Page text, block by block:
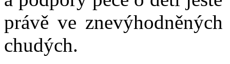
právě ve
chudých.